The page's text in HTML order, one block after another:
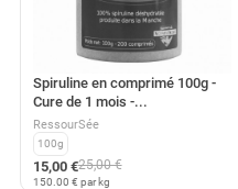
Spiruline en comprimé 100g -
Cure de 1 mois -...
RessourSée
100g
15,00 €25,00 €
150.00 € par kg